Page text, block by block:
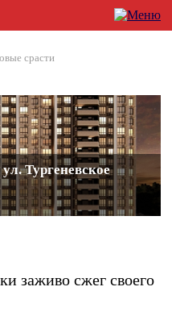
срасти
Тургеневское
заживо сжег своего